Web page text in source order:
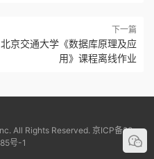
下一篇
北京交通大学《数据库原理及应
用》课程离线作业
All Rights Reserved. 京ICP备20
号-1